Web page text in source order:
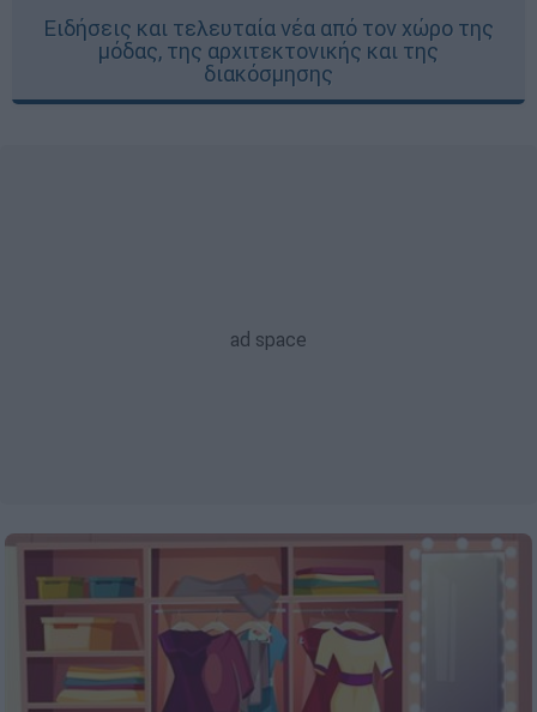
Ειδήσεις και τελευταία νέα από τον χώρο της
μόδας, της αρχιτεκτονικής και της
διακόσμησης